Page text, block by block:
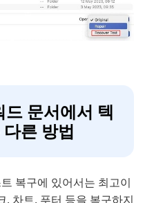
문서에서 텍
른 방법
복구에 있어서는 최고이
, 차트, 푸터 등을 복구하지